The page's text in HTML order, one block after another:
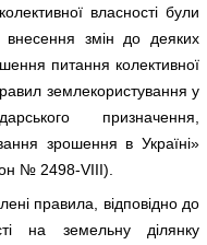
власності були
внесення змін до деяких
питання колективної
землекористування у
призначення,
зрошення в Україні»
№ 2498-VІІІ).
правила, відповідно до
на земельну ділянку